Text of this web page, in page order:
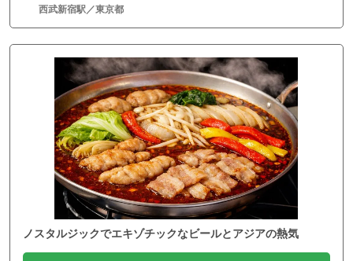
西武新宿駅／東京都
ノスタルジックでエキゾチックなビールとアジアの熱気